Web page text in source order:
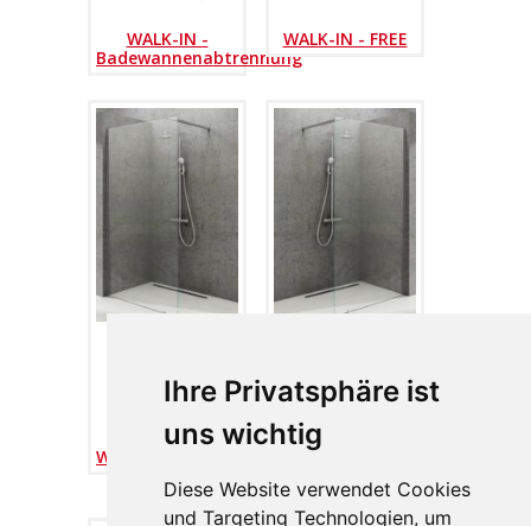
Ihre Privatsphäre ist
uns wichtig
Diese Website verwendet Cookies
und Targeting Technologien, um
WALK-IN -
Badewannenabtrennung
WALK-IN - FREE
WALK-IN - WALL L
WALK-IN - WALL